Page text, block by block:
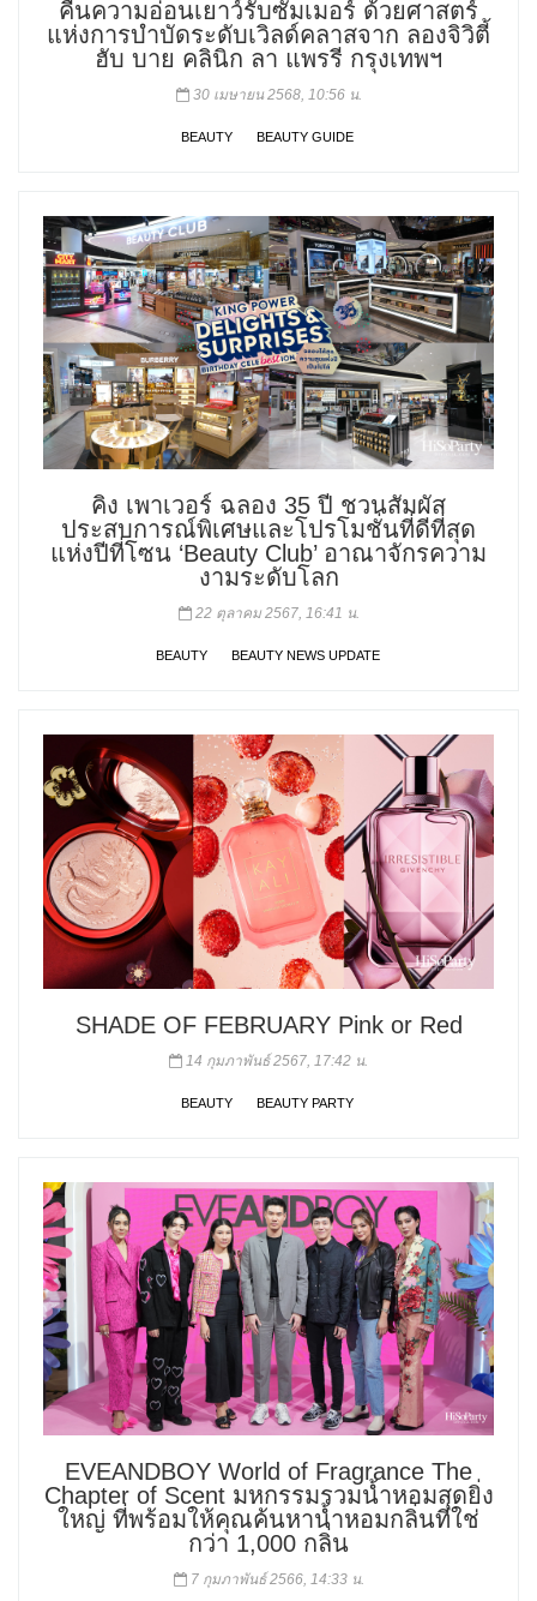
คืนความอ่อนเยาว์รับซัมเมอร์ ด้วยศาสตร์
แห่งการบำบัดระดับเวิลด์คลาสจาก ลองจิวิตี้
ฮับ บาย คลินิก ลา แพรรี กรุงเทพฯ
30 เมษายน 2568, 10:56 น.
BEAUTY BEAUTY GUIDE
คิง เพาเวอร์ ฉลอง 35 ปี ชวนสัมผัส
ประสบการณ์พิเศษและโปรโมชั่นที่ดีที่สุด
แห่งปีที่โซน ‘Beauty Club’ อาณาจักรความ
งามระดับโลก
22 ตุลาคม 2567, 16:41 น.
BEAUTY BEAUTY NEWS UPDATE
SHADE OF FEBRUARY Pink or Red
14 กุมภาพันธ์ 2567, 17:42 น.
BEAUTY BEAUTY PARTY
EVEANDBOY World of Fragrance The
Chapter of Scent มหกรรมรวมน้ำหอมสุดยิ่ง
ใหญ่ ที่พร้อมให้คุณค้นหาน้ำหอมกลิ่นที่ใช่
กว่า 1,000 กลิ่น
7 กุมภาพันธ์ 2566, 14:33 น.